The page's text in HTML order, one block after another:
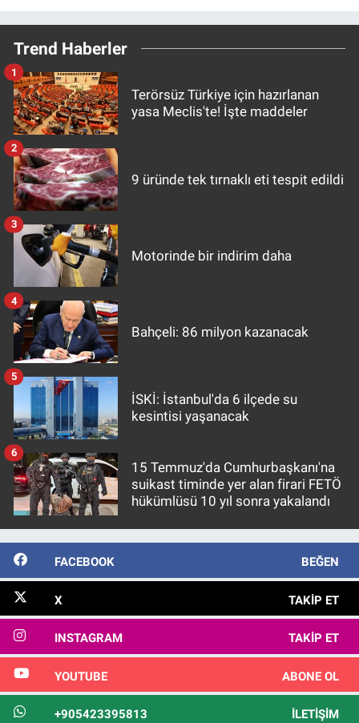
Trend Haberler
Terörsüz Türkiye için hazırlanan
yasa Meclis'te! İşte maddeler
1
9 üründe tek tırnaklı eti tespit edildi
2
Motorinde bir indirim daha
3
Bahçeli: 86 milyon kazanacak
4
İSKİ: İstanbul'da 6 ilçede su
kesintisi yaşanacak
5
15 Temmuz'da Cumhurbaşkanı'na
suikast timinde yer alan firari FETÖ
hükümlüsü 10 yıl sonra yakalandı
6
FACEBOOK BEĞEN
X TAKIP ET
INSTAGRAM TAKIP ET
YOUTUBE ABONE OL
+905423395813 İLETIŞIM